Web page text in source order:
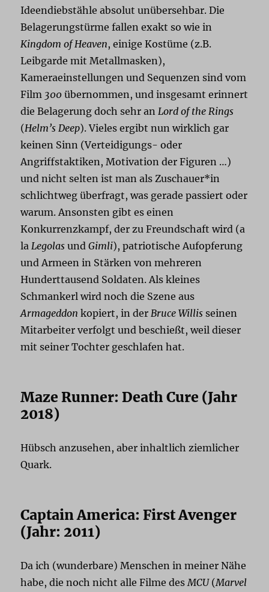
Ideendiebstähle absolut unübersehbar. Die
Belagerungstürme fallen exakt so wie in
Kingdom of Heaven, einige Kostüme (z.B.
Leibgarde mit Metallmasken),
Kameraeinstellungen und Sequenzen sind vom
Film 300 übernommen, und insgesamt erinnert
die Belagerung doch sehr an Lord of the Rings
(Helm’s Deep). Vieles ergibt nun wirklich gar
keinen Sinn (Verteidigungs- oder
Angriffstaktiken, Motivation der Figuren …)
und nicht selten ist man als Zuschauer*in
schlichtweg überfragt, was gerade passiert oder
warum. Ansonsten gibt es einen
Konkurrenzkampf, der zu Freundschaft wird (a
la Legolas undGimli), patriotische Aufopferung
und Armeen in Stärken von mehreren
Hunderttausend Soldaten. Als kleines
Schmankerl wird noch die Szene aus
Armageddon kopiert, in der Bruce Willis seinen
Mitarbeiter verfolgt und beschießt, weil dieser
mit seiner Tochter geschlafen hat.
Maze Runner: Death Cure (Jahr
2018)
Hübsch anzusehen, aber inhaltlich ziemlicher
Quark.
Captain America: First Avenger
(Jahr: 2011)
Da ich (wunderbare) Menschen in meiner Nähe
habe, die noch nicht alle Filme des MCU(Marvel